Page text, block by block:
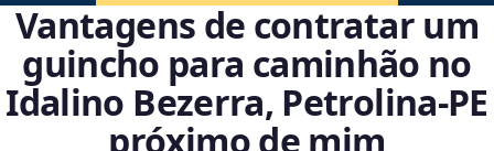
Vantagens de contratar um
guincho para caminhão no
Idalino Bezerra, Petrolina‑PE
próximo de mim